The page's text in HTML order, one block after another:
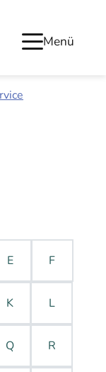
Menü
E F
K L
Q R